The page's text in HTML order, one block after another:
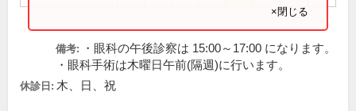
×閉じる
備考:
・眼科の午後診察は 15:00～17:00 になります。
・眼科手術は木曜日午前(隔週)に行います。
休診日: 木、日、祝